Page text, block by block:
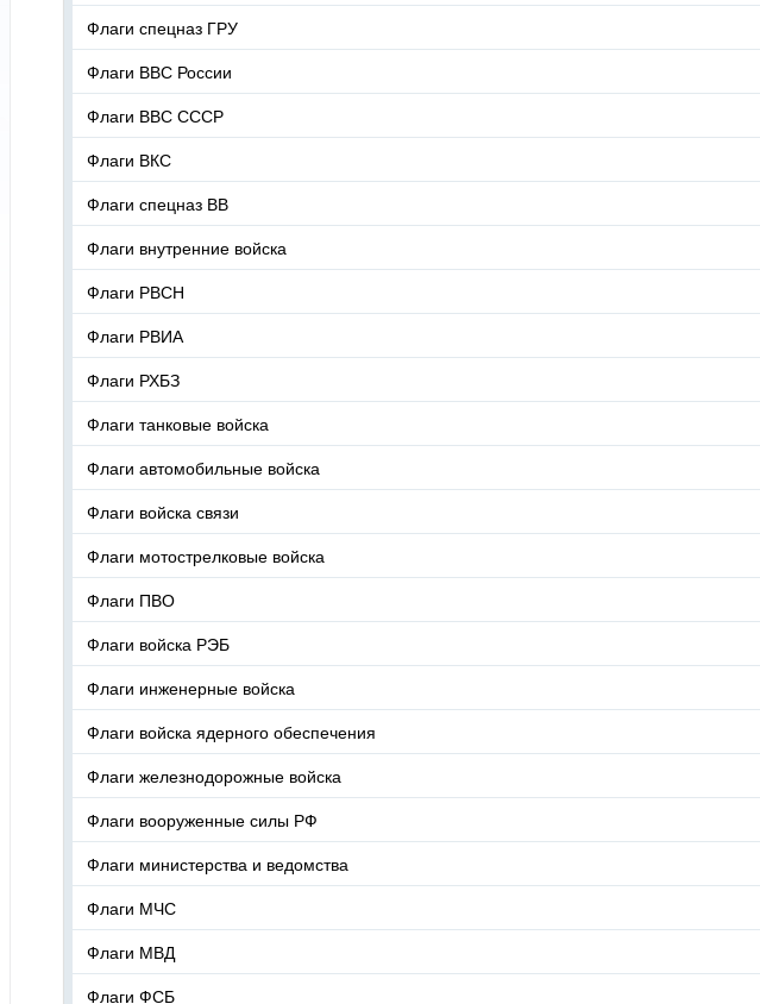
Флаги спецназ ГРУ
Флаги ВВС России
Флаги ВВС СССР
Флаги ВКС
Флаги спецназ ВВ
Флаги внутренние войска
Флаги РВСН
Флаги РВИА
Флаги РХБЗ
Флаги танковые войска
Флаги автомобильные войска
Флаги войска связи
Флаги мотострелковые войска
Флаги ПВО
Флаги войска РЭБ
Флаги инженерные войска
Флаги войска ядерного обеспечения
Флаги железнодорожные войска
Флаги вооруженные силы РФ
Флаги министерства и ведомства
Флаги МЧС
Флаги МВД
Флаги ФСБ